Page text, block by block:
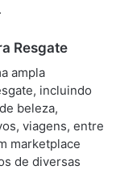
Resgate
ampla
incluindo
beleza,
viagens, entre
marketplace
de diversas